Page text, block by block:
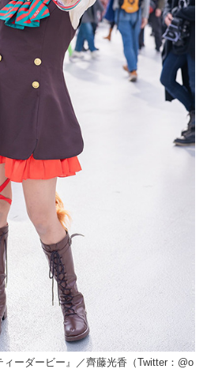
ーダービー』／齊藤光香（Twitter：@o